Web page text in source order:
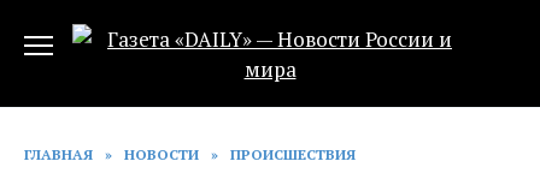
ГЛАВНАЯ » НОВОСТИ » ПРОИСШЕСТВИЯ